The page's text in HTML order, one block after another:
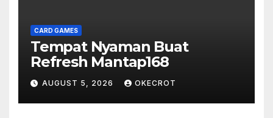
CARD GAMES
Tempat Nyaman Buat
Refresh Mantap168
AUGUST 5, 2026 OKECROT